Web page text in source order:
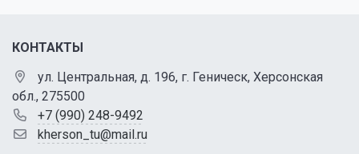
КОНТАКТЫ
ул. Центральная, д. 196, г. Геническ, Херсонская
обл., 275500
+7 (990) 248-9492
kherson_tu@mail.ru